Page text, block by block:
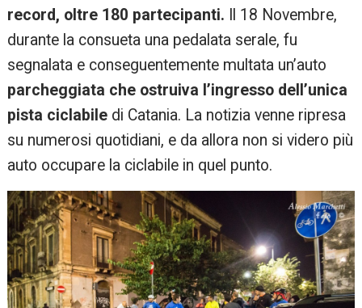
record, oltre 180 partecipanti.
Il 18 Novembre,
durante la consueta una pedalata serale, fu
segnalata e conseguentemente multata un’auto
parcheggiata che ostruiva l’ingresso dell’unica
pista ciclabile di Catania. La notizia venne ripresa
su numerosi quotidiani, e da allora non si videro più
auto occupare la ciclabile in quel punto.